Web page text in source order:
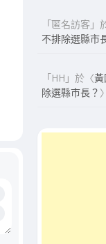
「匿名訪客 」
不排除選縣市
「HH 」於〈
除選縣市長？